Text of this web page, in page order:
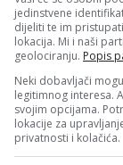
premaza –
da je zbog
prekršajne
jedinstvene
dijeliti te im
lokacija. Mi i naši
geolociranju. Popis
Neki dobavljači
legitimnog interesa.
svojim opcijama.
lokacije za
privatnosti i kolačića.